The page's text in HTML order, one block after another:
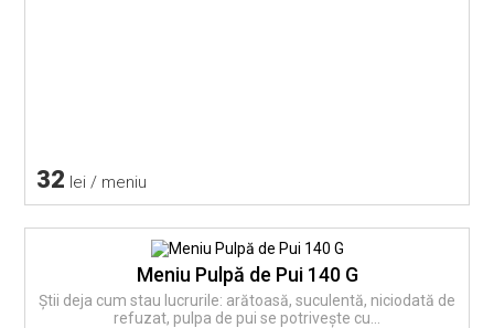
32 lei / meniu
Meniu Pulpă de Pui 140 G
Știi deja cum stau lucrurile: arătoasă, suculentă, niciodată de
refuzat, pulpa de pui se potrivește cu...